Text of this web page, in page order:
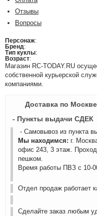
Отзывы
Вопросы
Персонаж:
Бренд:
Тип куклы:
Возраст:
Магазин RC-TODAY.RU
собственной курьерской
компаниями.
Доставка по
- Пункты выдачи СДЕК
- Самовывоз из пункта
Мы находимся: г.
офис 243, 3 этаж.
пешком.
Время работы ПВЗ с 10-
Отдел продаж работает
Сделайте заказ любым